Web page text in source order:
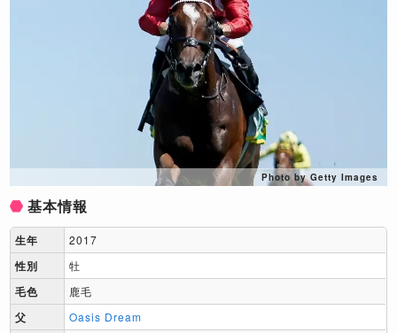
Photo by Getty Images
基本情報
生年 2017
性別 牡
毛色 鹿毛
父 Oasis Dream